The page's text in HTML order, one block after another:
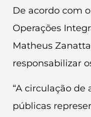
De acordo com
Operações
Matheus
responsabilizar
“A circulação de
públicas